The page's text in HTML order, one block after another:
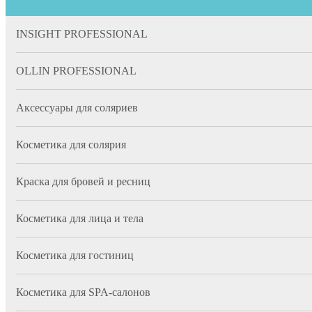
INSIGHT PROFESSIONAL
OLLIN PROFESSIONAL
Аксессуары для соляриев
Косметика для солярия
Краска для бровей и ресниц
Косметика для лица и тела
Косметика для гостиниц
Косметика для SPA-салонов